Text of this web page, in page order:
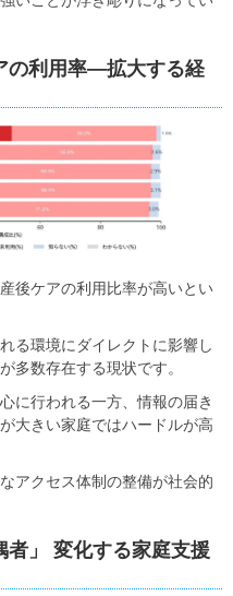
の利用率―拡大する経
後ケアの利用比率が高いとい
る環境にダイレクトに影響し
多数存在する現状です。
に行われる一方、情報の届き
大きい家庭ではハードルが高
アクセス体制の整備が社会的
者」 変化する家庭支援